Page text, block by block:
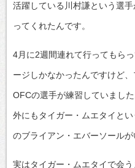
活躍している川村謙という選
ってくれたんです。
4月に2週間連れて行ってもら
ージしかなかったんですけど
OFCの選手が練習していまし
外にもタイガー・ムエタイと
のブライアン・エバーソールが
実はタイガー・ムエタイで会